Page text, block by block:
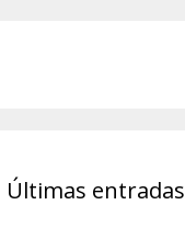
Últimas entradas